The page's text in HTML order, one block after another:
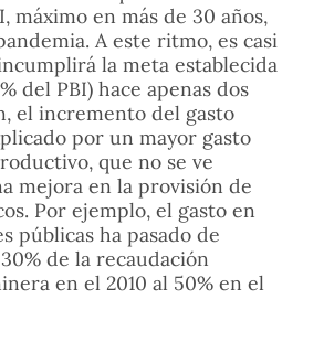
máximo en más de 30 años,
A este ritmo, es casi
la meta establecida
del PBI) hace apenas dos
el incremento del gasto
por un mayor gasto
que no se ve
mejora en la provisión de
Por ejemplo, el gasto en
públicas ha pasado de
de la recaudación
en el 2010 al 50% en el